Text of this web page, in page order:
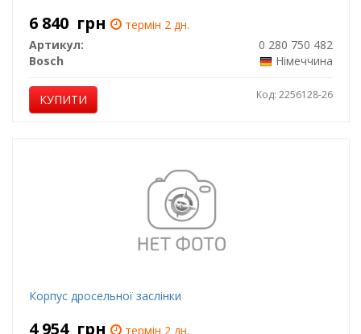
6 840 грн
термін 2 дн.
Артикул:
0 280 750 482
Bosch
Німеччина
КУПИТИ Код: 2256128-26
Корпус дросельної заслінки
4 954 грн
термін 2 дн.